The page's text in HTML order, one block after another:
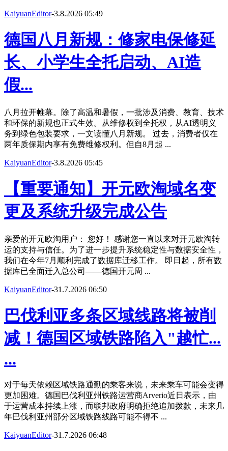
KaiyuanEditor-3.8.2026 05:49
德国八月新规：修家电保修延
长、小学生全托启动、AI造
假...
八月拉开帷幕。除了高温和暑假，一批涉及消费、教育、技术
和环保的新规也正式生效。从维修权到全托权，从AI透明义
务到绿色包装要求，一文读懂八月新规。 过去，消费者仅在
两年质保期内享有免费维修权利。但自8月起 ...
KaiyuanEditor-3.8.2026 05:45
【重要通知】开元欧淘域名变
更及系统升级完成公告
亲爱的开元欧淘用户： 您好！ 感谢您一直以来对开元欧淘转
运的支持与信任。为了进一步提升系统稳定性与数据安全性，
我们在今年7月顺利完成了数据库迁移工作。 即日起，所有数
据库已全面迁入总公司——德国开元周 ...
KaiyuanEditor-31.7.2026 06:50
巴伐利亚多条区域线路将被削
减！德国区域铁路陷入"越忙...
...
对于每天依赖区域铁路通勤的乘客来说，未来乘车可能会变得
更加困难。德国巴伐利亚州铁路运营商Arverio近日表示，由
于运营成本持续上涨，而联邦政府明确拒绝追加拨款，未来几
年巴伐利亚州部分区域铁路线路可能不得不 ...
KaiyuanEditor-31.7.2026 06:48